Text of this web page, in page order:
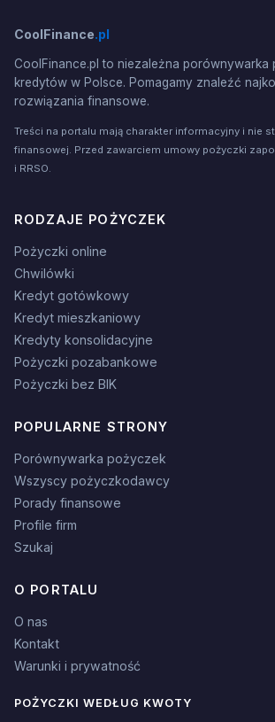
CoolFinance.pl
CoolFinance.pl to niezależna porównywarka
kredytów w Polsce. Pomagamy znaleźć
rozwiązania finansowe.
Treści na portalu mają charakter informacyjny i nie
finansowej. Przed zawarciem umowy pożyczki
i RRSO.
RODZAJE POŻYCZEK
Pożyczki online
Chwilówki
Kredyt gotówkowy
Kredyt mieszkaniowy
Kredyty konsolidacyjne
Pożyczki pozabankowe
Pożyczki bez BIK
POPULARNE STRONY
Porównywarka pożyczek
Wszyscy pożyczkodawcy
Porady finansowe
Profile firm
Szukaj
O PORTALU
O nas
Kontakt
Warunki i prywatność
POŻYCZKI WEDŁUG KWOTY